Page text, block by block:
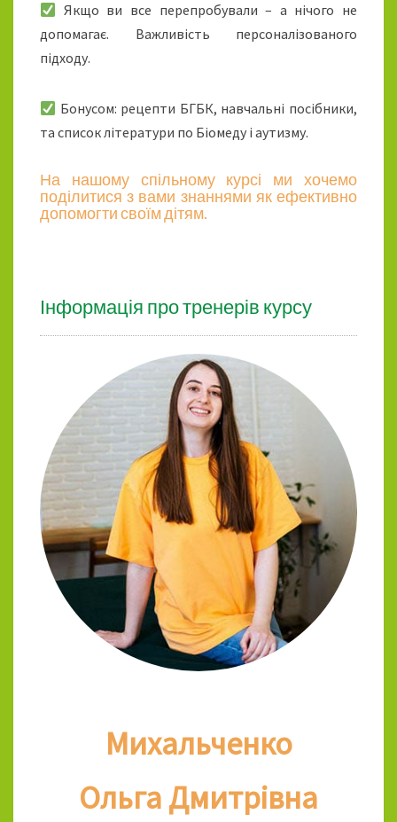
Якщо ви все перепробували – а нічого не
допомагає. Важливість персоналізованого
підходу.
Бонусом: рецепти БГБК, навчальні посібники,
та список літератури по Біомеду і аутизму.
На нашому спільному курсі ми хочемо
поділитися з вами знаннями як ефективно
допомогти своїм дітям.
Інформація про тренерів курсу
Михальченко
Ольга Дмитрівна